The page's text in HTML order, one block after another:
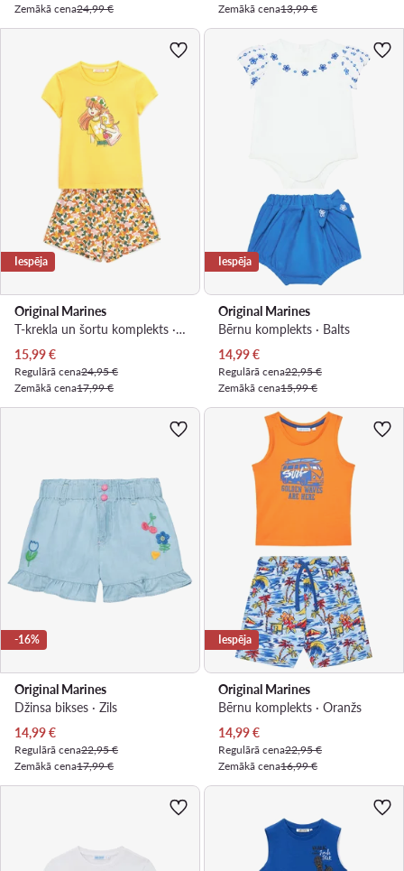
Zemākā cena24,99 €
Zemākā cena13,99 €
Iespēja
Original Marines
T-krekla un šortu komplekts · Dzeltens
Pašreizējā cena
15,99€
Regulārā cena24,95 €
Zemākā cena17,99 €
Iespēja
Original Marines
Bērnu komplekts · Balts
Pašreizējā cena
14,99€
Regulārā cena22,95 €
Zemākā cena15,99 €
-16%
Original Marines
Džinsa bikses · Zils
Pašreizējā cena
14,99€
Regulārā cena22,95 €
Zemākā cena17,99 €
Iespēja
Original Marines
Bērnu komplekts · Oranžs
Pašreizējā cena
14,99€
Regulārā cena22,95 €
Zemākā cena16,99 €